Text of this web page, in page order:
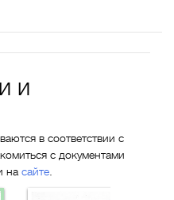
и
в соответствии с
с документами
на сайте